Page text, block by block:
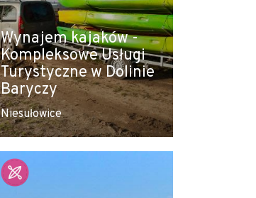
Wynajem kajaków -
Kompleksowe Usługi
Turystyczne w Dolinie
Baryczy
Niesułowice